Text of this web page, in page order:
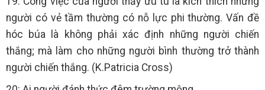
người có vẻ tầm thường có nỗ lực phi thường. Vấn đề
hóc búa là không phải xác định những người chiến
thắng; mà làm cho những người bình thường trở thành
người chiến thắng. (K.Patricia Cross)